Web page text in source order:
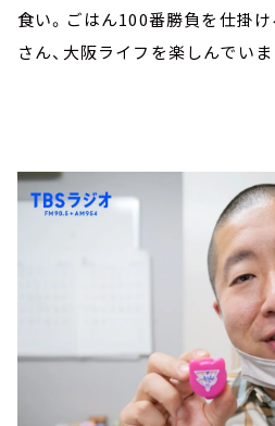
食い。ごはん100番勝負を仕掛
さん、大阪ライフを楽しんでいま